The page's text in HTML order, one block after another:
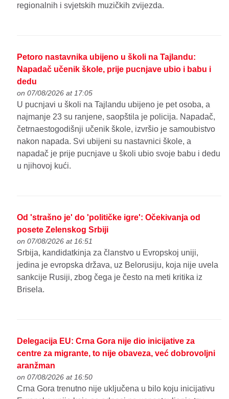
regionalnih i svjetskih muzičkih zvijezda.
Petoro nastavnika ubijeno u školi na Tajlandu:
Napadač učenik škole, prije pucnjave ubio i babu i
dedu
on 07/08/2026 at 17:05
U pucnjavi u školi na Tajlandu ubijeno je pet osoba, a
najmanje 23 su ranjene, saopštila je policija. Napadač,
četrnaestogodišnji učenik škole, izvršio je samoubistvo
nakon napada. Svi ubijeni su nastavnici škole, a
napadač je prije pucnjave u školi ubio svoje babu i dedu
u njihovoj kući.
Od 'strašno je' do 'političke igre': Očekivanja od
posete Zelenskog Srbiji
on 07/08/2026 at 16:51
Srbija, kandidatkinja za članstvo u Evropskoj uniji,
jedina je evropska država, uz Belorusiju, koja nije uvela
sankcije Rusiji, zbog čega je često na meti kritika iz
Brisela.
Delegacija EU: Crna Gora nije dio inicijative za
centre za migrante, to nije obaveza, već dobrovoljni
aranžman
on 07/08/2026 at 16:50
Crna Gora trenutno nije uključena u bilo koju inicijativu